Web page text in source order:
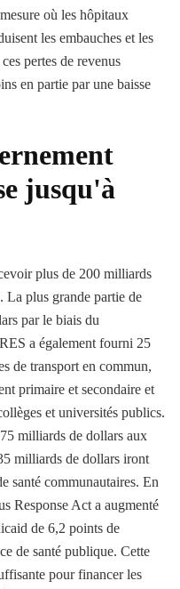
où les hôpitaux
les embauches et les
pertes de revenus
en partie par une baisse
jusqu'à
plus de 200 milliards
La plus grande partie de
par le biais du
a également fourni 25
de transport en commun,
primaire et secondaire et
et universités publics.
milliards de dollars aux
milliards de dollars iront
santé communautaires. En
Response Act a augmenté
de 6,2 points de
de santé publique. Cette
pour financer les